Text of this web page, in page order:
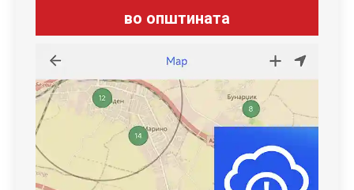
во општината